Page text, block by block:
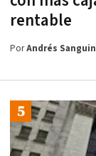
rentable
PorAndrés